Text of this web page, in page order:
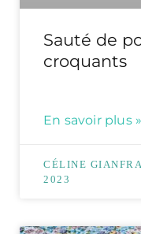
Sauté de
croquants
En savoir plus »
CÉLINE
2023